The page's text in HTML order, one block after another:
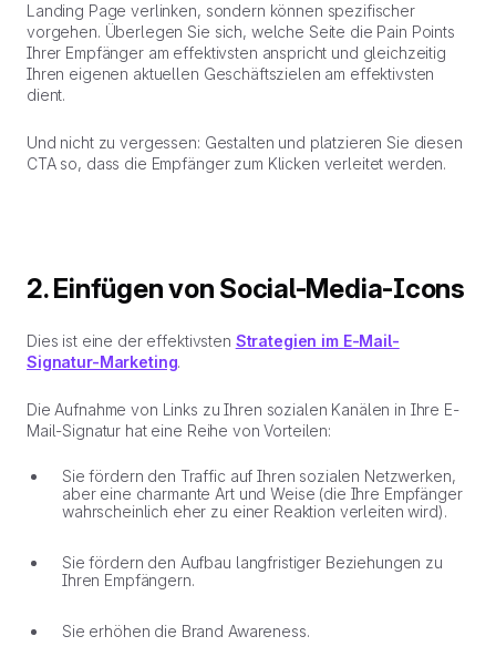
Landing Page verlinken, sondern können spezifischer
vorgehen. Überlegen Sie sich, welche Seite die Pain Points
Ihrer Empfänger am effektivsten anspricht und gleichzeitig
Ihren eigenen aktuellen Geschäftszielen am effektivsten
dient.
Und nicht zu vergessen: Gestalten und platzieren Sie diesen
CTA so, dass die Empfänger zum Klicken verleitet werden.
2. Einfügen von Social-Media-Icons
Dies ist eine der effektivsten Strategien im E-Mail-
Signatur-Marketing.
Die Aufnahme von Links zu Ihren sozialen Kanälen in Ihre E-
Mail-Signatur hat eine Reihe von Vorteilen:
Sie fördern den Traffic auf Ihren sozialen Netzwerken,
aber eine charmante Art und Weise (die Ihre Empfänger
wahrscheinlich eher zu einer Reaktion verleiten wird).
Sie fördern den Aufbau langfristiger Beziehungen zu
Ihren Empfängern.
Sie erhöhen die Brand Awareness.